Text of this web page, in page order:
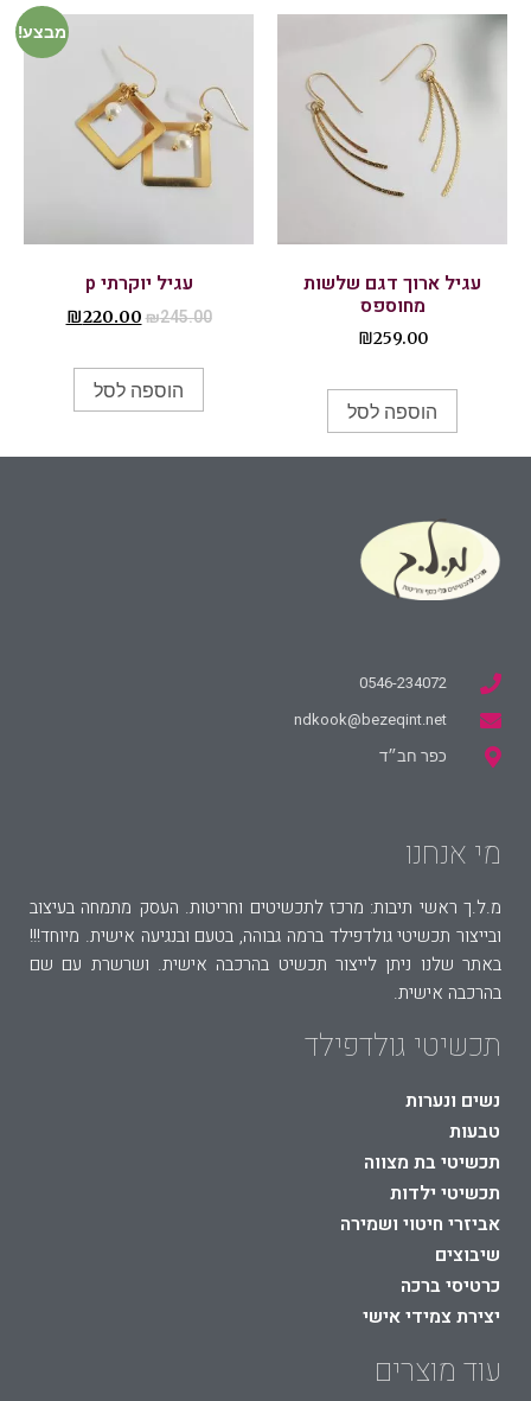
עגיל ארוך דגם שלשות
מחוספס
₪259.00
הוספה לסל
מבצע!
עגיל יוקרתי p
₪245.00
₪220.00
הוספה לסל
0546-234072
ndkook@bezeqint.net
כפר חב״ד
מי אנחנו
מ.ל.ך ראשי תיבות: מרכז לתכשיטים וחריטות. העסק מתמחה בעיצוב
ובייצור תכשיטי גולדפילד ברמה גבוהה, בטעם ובנגיעה אישית. מיוחד!!!
באתר שלנו ניתן לייצור תכשיט בהרכבה אישית. ושרשרת עם שם
בהרכבה אישית.
תכשיטי גולדפילד
נשים ונערות
טבעות
תכשיטי בת מצווה
תכשיטי ילדות
אביזרי חיטוי ושמירה
שיבוצים
כרטיסי ברכה
יצירת צמידי אישי
עוד מוצרים